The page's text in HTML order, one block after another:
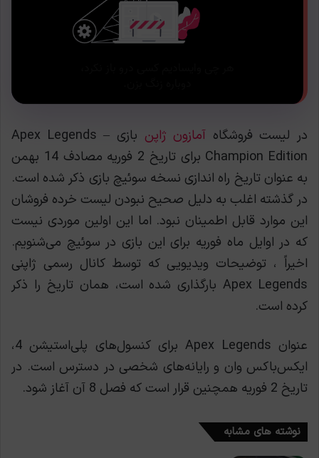
در لیست فروشگاه آمازون ژاپن
بازی Apex Legends –
Champion Edition برای تاریخ 2 فوریه مصادف 14 بهمن
به عنوان تاریخ راه اندازی نسخه سوئیچ بازی ذکر شده است.
در گذشته اغلب به دلیل صحیح نبودن لیست خرده فروشان
این موارد قابل اطمینان نبود. اما این اولین موردی نیست
که در اوایل ماه فوریه برای این بازی در سوئیچ می‌شنویم.
اخیراً ، توضیحات ویدیویی که توسط کانال رسمی ژاپنی
Apex Legends بارگذاری شده است، همان تاریخ را ذکر
کرده است.
عنوان Apex Legends برای کنسول‌های پلی‌استیشن 4،
ایکس‌باکس وان و رایانه‌های شخصی در دسترس است. در
تاریخ 2 فوریه همچنین قرار است که فصل 8 آن آغاز شود.
نوشته های مشابه